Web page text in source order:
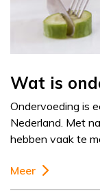
Wat is
Ondervoeding is
Nederland. Met
hebben vaak te
Meer